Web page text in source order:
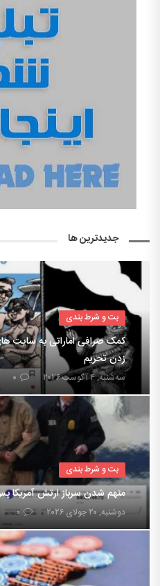
جدیدترین ها
بت و شرط بندی
کمک صرافی اماراتی به سایت
زدن تحریم
سه‌شنبه, ۴ آگوست ۲۰۲۶ ۰
بت و شرط بندی
متهم شدن سرباز ارتش آمریکا
دوشنبه, ۲۰ جولای ۲۰۲۶ ۰